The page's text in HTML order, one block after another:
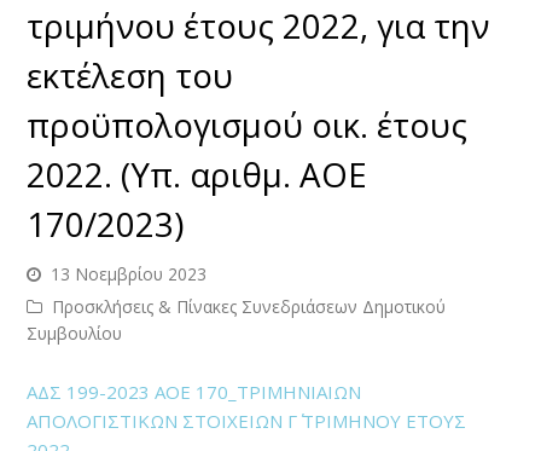
τριμήνου έτους 2022, για την
εκτέλεση του
προϋπολογισμού οικ. έτους
2022. (Υπ. αριθμ. ΑΟΕ
170/2023)
13 Νοεμβρίου 2023
Προσκλήσεις & Πίνακες Συνεδριάσεων Δημοτικού
Συμβουλίου
ΑΔΣ 199-2023 ΑΟΕ 170_ΤΡΙΜΗΝΙΑΙΩΝ
ΑΠΟΛΟΓΙΣΤΙΚΩΝ ΣΤΟΙΧΕΙΩΝ Γ΄ ΤΡΙΜΗΝΟΥ ΕΤΟΥΣ